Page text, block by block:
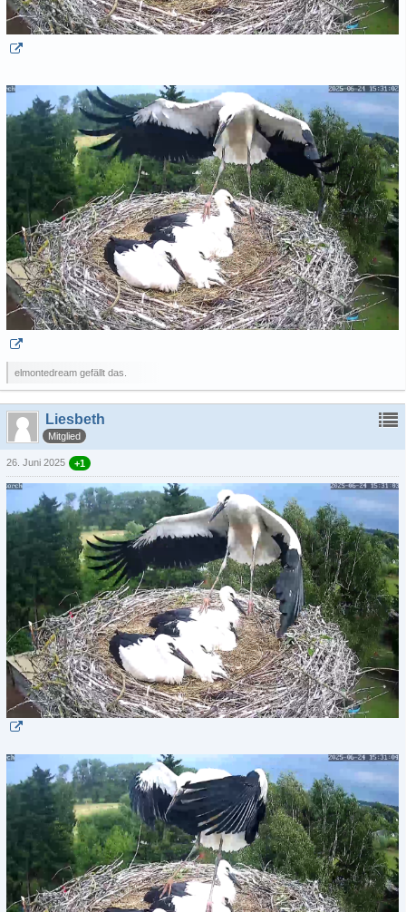
elmontedream gefällt das.
Liesbeth
Mitglied
26. Juni 2025 +1